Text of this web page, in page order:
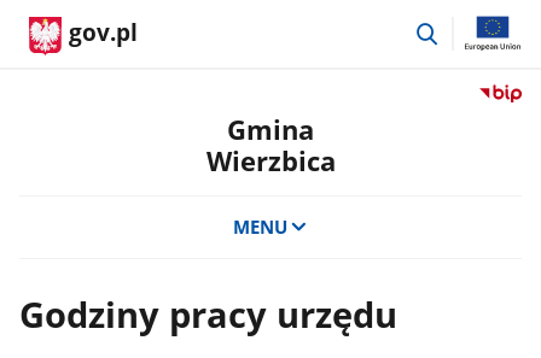
gov.pl
przejdź
Przejdź
Gmina
Wierzbica
MENU
Godziny pracy urzędu